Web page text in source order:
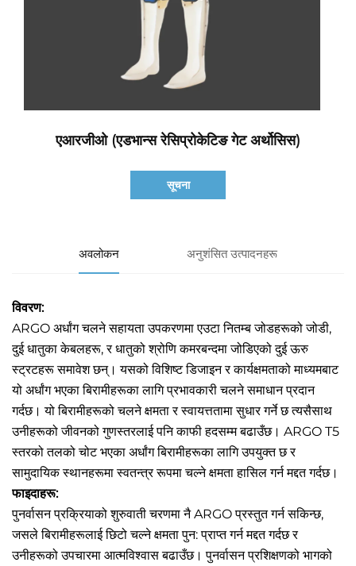
एआरजीओ (एडभान्स रेसिप्रोकेटिङ गेट अर्थोसिस)
सूचना
अवलोकन अनुशंसित उत्पादनहरू
विवरण:
ARGO अर्धांग चलने सहायता उपकरणमा एउटा नितम्ब जोडहरूको जोडी,
दुई धातुका केबलहरू, र धातुको श्रोणि कमरबन्दमा जोडिएको दुई ऊरु
स्ट्रटहरू समावेश छन्। यसको विशिष्ट डिजाइन र कार्यक्षमताको माध्यमबाट
यो अर्धांग भएका बिरामीहरूका लागि प्रभावकारी चलने समाधान प्रदान
गर्दछ। यो बिरामीहरूको चलने क्षमता र स्वायत्ततामा सुधार गर्ने छ त्यसैसाथ
उनीहरूको जीवनको गुणस्तरलाई पनि काफी हदसम्म बढाउँछ। ARGO T5
स्तरको तलको चोट भएका अर्धांग बिरामीहरूका लागि उपयुक्त छ र
सामुदायिक स्थानहरूमा स्वतन्त्र रूपमा चल्ने क्षमता हासिल गर्न मद्दत गर्दछ।
फाइदाहरू:
पुनर्वासन प्रक्रियाको शुरुवाती चरणमा नै ARGO प्रस्तुत गर्न सकिन्छ,
जसले बिरामीहरूलाई छिटो चल्ने क्षमता पुन: प्राप्त गर्न मद्दत गर्दछ र
उनीहरूको उपचारमा आत्मविश्वास बढाउँछ। पुनर्वासन प्रशिक्षणको भागको